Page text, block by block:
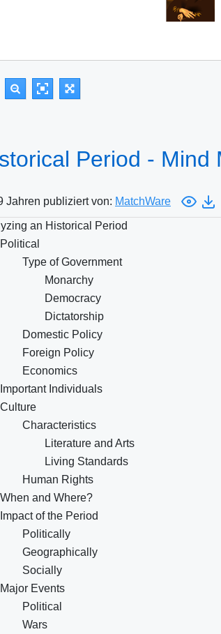
Period - Mind
Jahren publiziert von: MatchWare
an Historical Period
Political
Type of Government
Monarchy
Democracy
Dictatorship
Domestic Policy
Foreign Policy
Economics
Important Individuals
Culture
Characteristics
Literature and Arts
Living Standards
Human Rights
When and Where?
Impact of the Period
Politically
Geographically
Socially
Major Events
Political
Wars